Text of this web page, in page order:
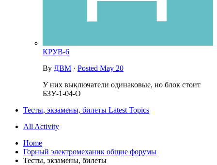
КРУВ-6
By ДВМ · Posted May 20
У них выключатели одинаковые, но блок стоит
БЗУ-1-04-О
Тесты, экзамены, билеты Latest Topics
All Activity
Home
Горный электромеханик общие форумы
Тесты, экзамены, билеты